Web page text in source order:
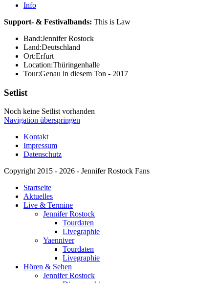
Info
Support- & Festivalbands: This is Law
Band:Jennifer Rostock
Land:Deutschland
Ort:Erfurt
Location:Thüringenhalle
Tour:Genau in diesem Ton - 2017
Setlist
Noch keine Setlist vorhanden
Navigation überspringen
Kontakt
Impressum
Datenschutz
Copyright 2015 - 2026 - Jennifer Rostock Fans
Startseite
Aktuelles
Live & Termine
Jennifer Rostock
Tourdaten
Livegraphie
Yaenniver
Tourdaten
Livegraphie
Hören & Sehen
Jennifer Rostock